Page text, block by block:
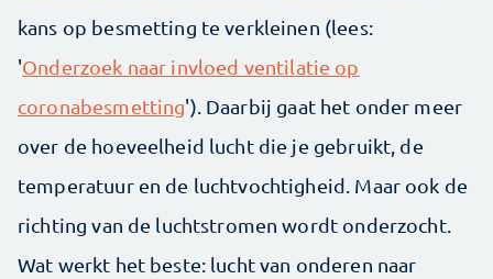
kans op besmetting te verkleinen (lees:
'Onderzoek naar invloed ventilatie op
coronabesmetting'). Daarbij gaat het onder meer
over de hoeveelheid lucht die je gebruikt, de
temperatuur en de luchtvochtigheid. Maar ook de
richting van de luchtstromen wordt onderzocht.
Wat werkt het beste: lucht van onderen naar